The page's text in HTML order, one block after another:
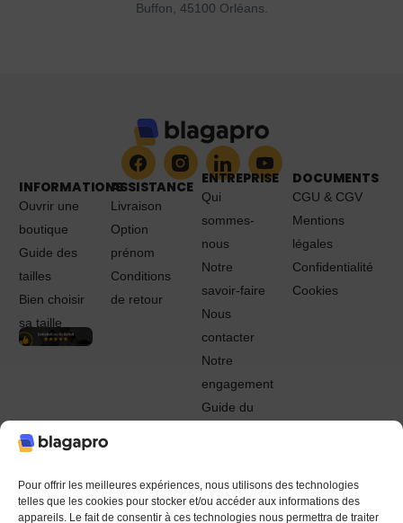
Pour offrir les meilleures expériences, nous utilisons des technologies
telles que les cookies pour stocker et/ou accéder aux informations des
appareils. Le fait de consentir à ces technologies nous permettra de traiter
Buffon, 45100 Orléans.
INFORMATIONS
Ouvrir une
boutique
Guide des
tailles
Bien choisir
sa taille
ASSISTANCE
Livraison
Option
prénom
Conditions
de retour
ENTREPRISE
Qui
sommes-
nous
Notre
savoir-faire
Nous
contacter
Notre
engagement
Guide du
DOCUMENTS
CGU & CGV
Mentions
légales
Confidentialité
Cookies
© 2022 - 2024 Blagapro. Tous droits réservés. Textiles
personnalisés à Orléans